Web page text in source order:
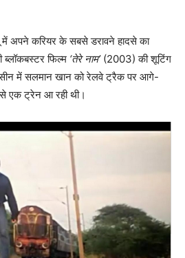
में अपने करियर के सबसे डरावने हादसे का
ब्लॉकबस्टर फिल्म ‘तेरे नाम’(2003) की शूटिंग
में सलमान खान को रेलवे ट्रैक पर आगे-
एक ट्रेन आ रही थी।